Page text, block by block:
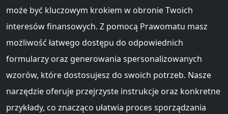
może być kluczowym krokiem w obronie Twoich
interesów finansowych. Z pomocą Prawomatu masz
możliwość łatwego dostępu do odpowiednich
formularzy oraz generowania spersonalizowanych
wzorów, które dostosujesz do swoich potrzeb. Nasze
narzędzie oferuje przejrzyste instrukcje oraz konkretne
przykłady, co znacząco ułatwia proces sporządzania